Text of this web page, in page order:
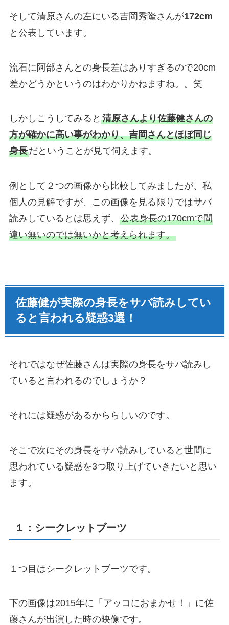
そして清原さんの左にいる吉岡秀隆さんが172cm
と公表しています。
流石に阿部さんとの身長差はありすぎるので20cm
差かどうかというのはわかりかねますね。。笑
しかしこうしてみると 清原さんより佐藤健さんの
方が確かに高い事がわかり、吉岡さんとほぼ同じ
身長だということが見て伺えます。
例として２つの画像から比較してみましたが、私
個人の見解ですが、この画像を見る限りではサバ
読みしているとは思えず、 公表身長の170cmで間
違い無いのでは無いかと考えられます。
佐藤健が実際の身長をサバ読みしてい
ると言われる疑惑3選！
それではなぜ佐藤さんは実際の身長をサバ読みし
ていると言われるのでしょうか？
それには疑惑があるかららしいのです。
そこで次にその身長をサバ読みしていると世間に
思われている疑惑を3つ取り上げていきたいと思い
ます。
１：シークレットブーツ
１つ目はシークレットブーツです。
下の画像は2015年に「アッコにおまかせ！」に佐
藤さんが出演した時の映像です。